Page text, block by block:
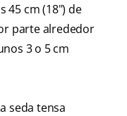
45 cm (18") de
parte alrededor
3 o 5 cm
seda tensa